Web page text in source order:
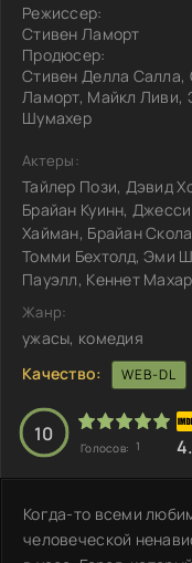
Режиссер:
Стивен Ламорт
Продюсер:
Стивен Делла Салла,
Ламорт, Майкл Ливи,
Шумахер
Актеры:
Тайлер Пози, Дэвид
Брайан Куинн,
Хайман, Брайан
Томми Бехтолд, Эми
Пауэлл, Кеннет
Жанр:
ужасы, комедия
Качество:
WEB-DL
10
Голосов: 1
Когда-то всеми
человеческой